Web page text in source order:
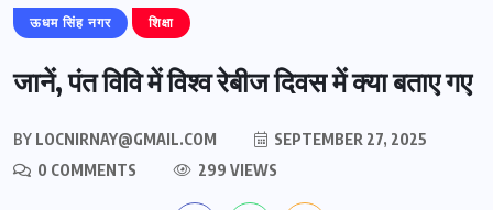
ऊधम सिंह नगर शिक्षा
जानें, पंत विवि में विश्व रेबीज दिवस में क्या बताए गए
BY LOCNIRNAY@GMAIL.COM
SEPTEMBER 27, 2025
0 COMMENTS
299 VIEWS